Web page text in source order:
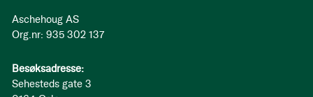
Aschehoug AS
Org.nr: 935 302 137
Besøksadresse:
Sehesteds gate 3